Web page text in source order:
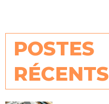
POSTES
RÉCENTS